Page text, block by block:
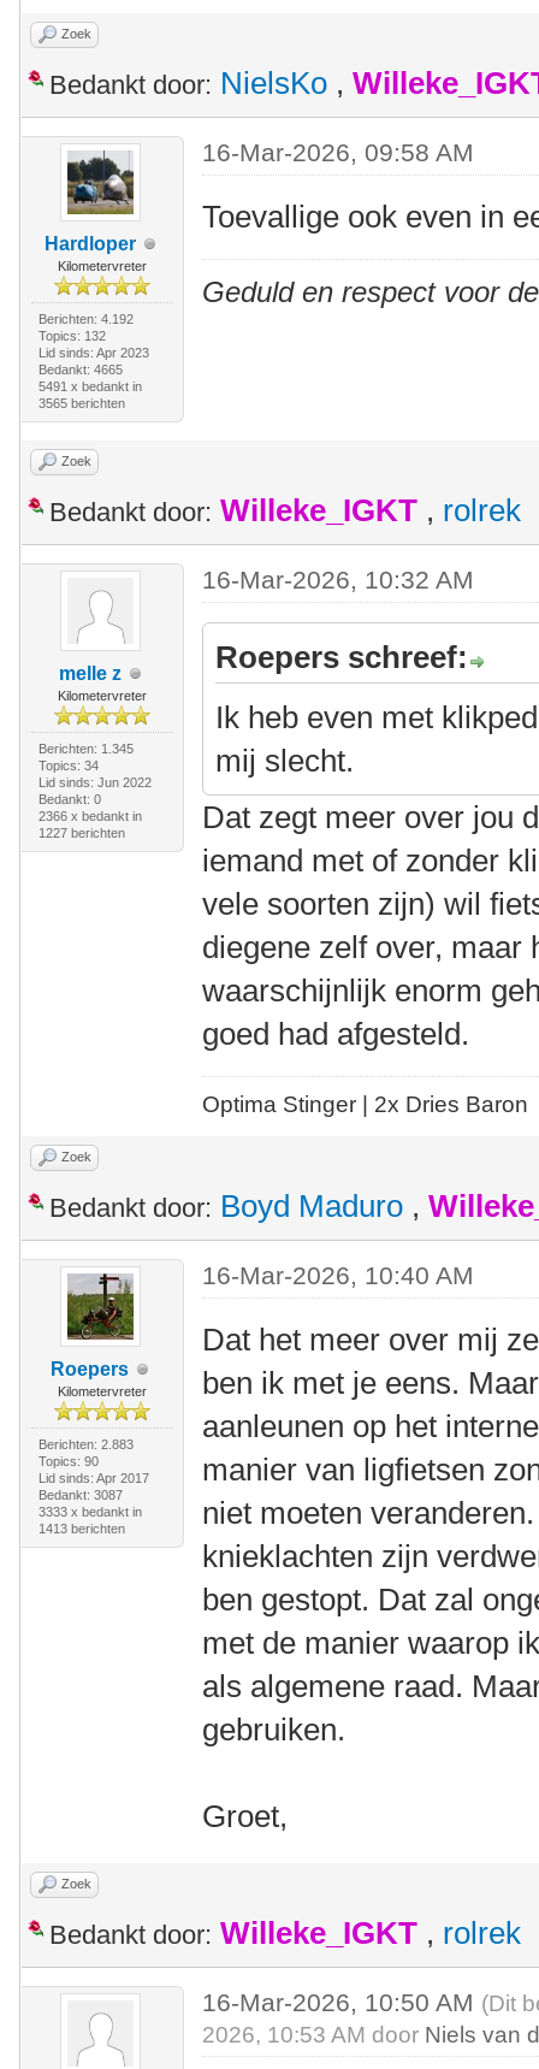
Zoek
Bedankt door: NielsKo ,
Hardloper
Kilometervreter
Berichten: 4.192
Topics: 132
Lid sinds: Apr 2023
Bedankt: 4665
5491 x bedankt in
3565 berichten
16-Mar-2026, 09:58 AM
Toevallige ook even in
Geduld en respect voor
Zoek
Bedankt door: Willeke_IGKT , rolrek
melle z
Kilometervreter
Berichten: 1.345
Topics: 34
Lid sinds: Jun 2022
Bedankt: 0
2366 x bedankt in
1227 berichten
16-Mar-2026, 10:32 AM
Roepers schreef:
Ik heb even met
mij slecht.
Dat zegt meer over jou
iemand met of zonder
vele soorten zijn) wil
diegene zelf over, maar
waarschijnlijk enorm
goed had afgesteld.
Optima Stinger | 2x Dries Baron
Zoek
Bedankt door: Boyd Maduro ,
Roepers
Kilometervreter
Berichten: 2.883
Topics: 90
Lid sinds: Apr 2017
Bedankt: 3087
3333 x bedankt in
1413 berichten
16-Mar-2026, 10:40 AM
Dat het meer over mij
ben ik met je eens.
aanleunen op het
manier van ligfietsen
niet moeten
knieklachten zijn
ben gestopt. Dat zal
met de manier waarop
als algemene raad.
gebruiken.
Groet,
Zoek
Bedankt door: Willeke_IGKT , rolrek
16-Mar-2026, 10:50 AM (Dit
2026, 10:53 AM door Niels van